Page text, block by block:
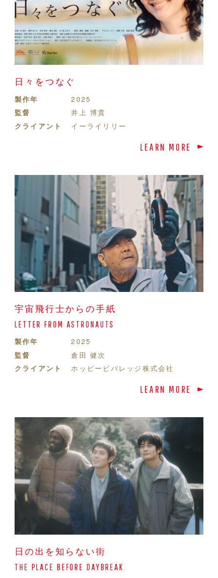
日々をつなぐ
製作年
2025
監督
井上 博貴
クライアント
イーライリリー
LEARN MORE
宇宙飛行士からの手紙
LETTER FROM ASTRONAUTS
製作年
2025
監督
倉田 健次
クライアント
ホッピービバレッジ株式会社
LEARN MORE
日の出を知らない街
THE PLACE BEFORE DAYBREAK